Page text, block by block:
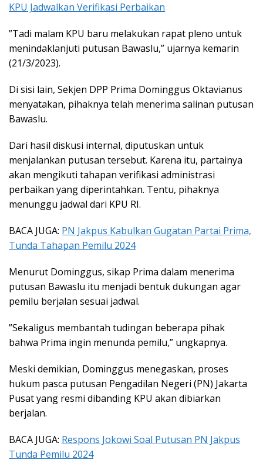
KPU Jadwalkan Verifikasi Perbaikan
”Tadi malam KPU baru melakukan rapat pleno untuk
menindaklanjuti putusan Bawaslu,” ujarnya kemarin
(21/3/2023).
Di sisi lain, Sekjen DPP Prima Dominggus Oktavianus
menyatakan, pihaknya telah menerima salinan putusan
Bawaslu.
Dari hasil diskusi internal, diputuskan untuk
menjalankan putusan tersebut. Karena itu, partainya
akan mengikuti tahapan verifikasi administrasi
perbaikan yang diperintahkan. Tentu, pihaknya
menunggu jadwal dari KPU RI.
BACA JUGA: PN Jakpus Kabulkan Gugatan Partai Prima,
Tunda Tahapan Pemilu 2024
Menurut Dominggus, sikap Prima dalam menerima
putusan Bawaslu itu menjadi bentuk dukungan agar
pemilu berjalan sesuai jadwal.
”Sekaligus membantah tudingan beberapa pihak
bahwa Prima ingin menunda pemilu,” ungkapnya.
Meski demikian, Dominggus menegaskan, proses
hukum pasca putusan Pengadilan Negeri (PN) Jakarta
Pusat yang resmi dibanding KPU akan dibiarkan
berjalan.
BACA JUGA: Respons Jokowi Soal Putusan PN Jakpus
Tunda Pemilu 2024